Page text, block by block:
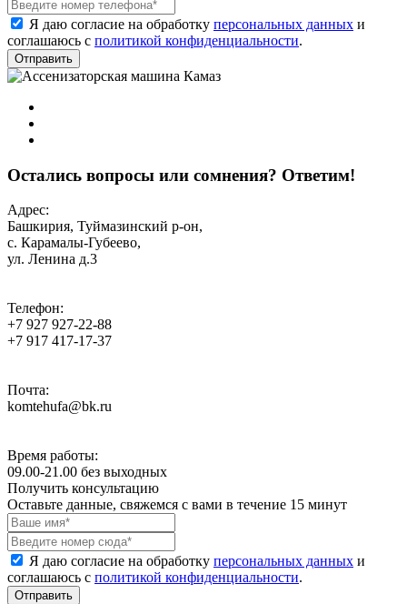
Я даю согласие на обработку персональных данных и
соглашаюсь с политикой конфиденциальности.
Остались вопросы или сомнения? Ответим!
Адрес:
Башкирия, Туймазинский р-он,
с. Карамалы-Губеево,
ул. Ленина д.3
Телефон:
+7 927 927-22-88
+7 917 417-17-37
Почта:
komtehufa@bk.ru
Время работы:
09.00-21.00 без выходных
Получить консультацию
Оставьте данные, свяжемся с вами в течение 15 минут
Я даю согласие на обработку персональных данных и
соглашаюсь с политикой конфиденциальности.